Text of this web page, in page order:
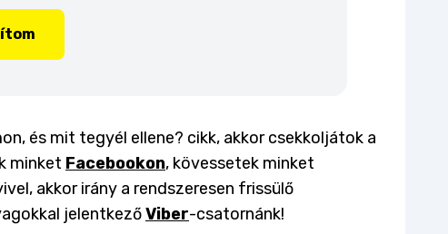
és mit tegyél ellene? cikk, akkor csekkoljátok a
minket Facebookon, kövessetek minket
akkor irány a rendszeresen frissülő
jelentkezőViber-csatornánk!